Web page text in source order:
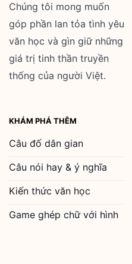
Chúng tôi mong muốn
góp phần lan tỏa tình yêu
văn học và gìn giữ những
giá trị tinh thần truyền
thống của người Việt.
KHÁM PHÁ THÊM
Câu đố dân gian
Câu nói hay & ý nghĩa
Kiến thức văn học
Game ghép chữ với hình